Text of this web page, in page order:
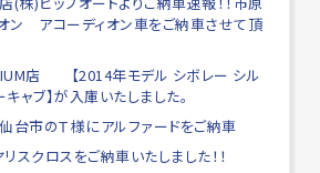
ン アコーディオン車をご納車させて頂
店 【2014年モデル シボレー シル
ャブ】が入庫いたしました。
台市のＴ様にアルファードをご納車
スクロスをご納車いたしました！！